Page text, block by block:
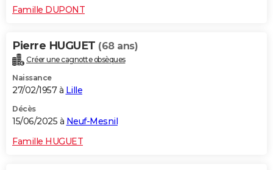
Famille DUPONT
Pierre HUGUET (68 ans)
Créer une cagnotte obsèques
Naissance
27/02/1957 à Lille
Décès
15/06/2025 à Neuf-Mesnil
Famille HUGUET